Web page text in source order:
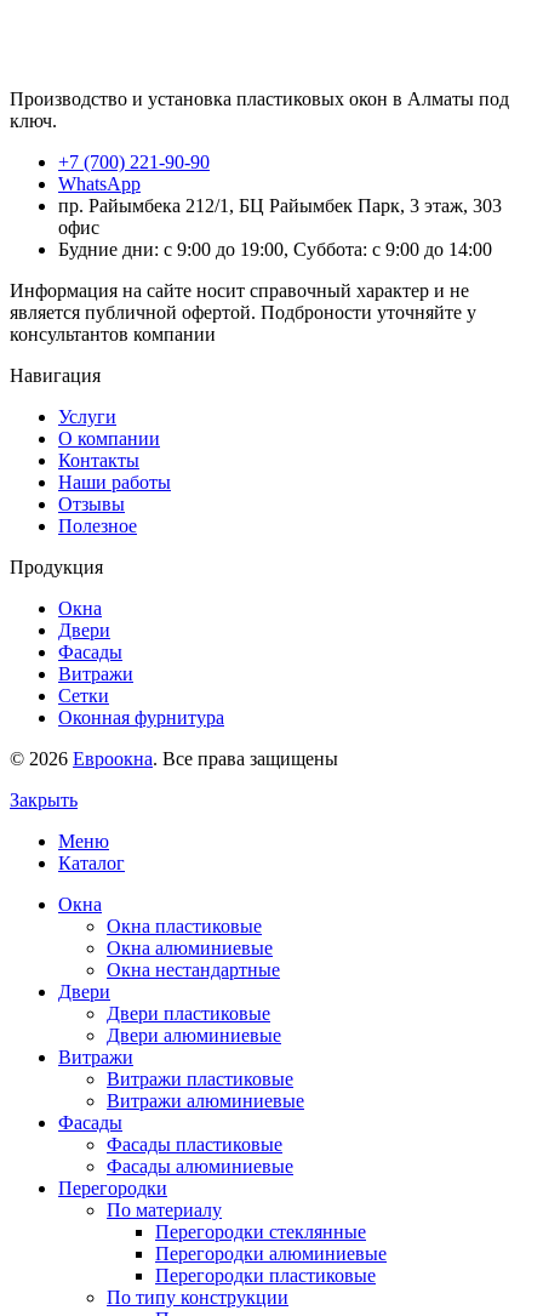
Производство и установка пластиковых окон в Алматы под
ключ.
+7 (700) 221-90-90
WhatsApp
пр. Райымбека 212/1, БЦ Райымбек Парк, 3 этаж, 303
офис
Будние дни: с 9:00 до 19:00, Суббота: с 9:00 до 14:00
Информация на сайте носит справочный характер и не
является публичной офертой. Подброности уточняйте у
консультантов компании
Навигация
Услуги
О компании
Контакты
Наши работы
Отзывы
Полезное
Продукция
Окна
Двери
Фасады
Витражи
Сетки
Оконная фурнитура
© 2026 Евроокна. Все права защищены
Закрыть
Меню
Каталог
Окна
Окна пластиковые
Окна алюминиевые
Окна нестандартные
Двери
Двери пластиковые
Двери алюминиевые
Витражи
Витражи пластиковые
Витражи алюминиевые
Фасады
Фасады пластиковые
Фасады алюминиевые
Перегородки
По материалу
Перегородки стеклянные
Перегородки алюминиевые
Перегородки пластиковые
По типу конструкции